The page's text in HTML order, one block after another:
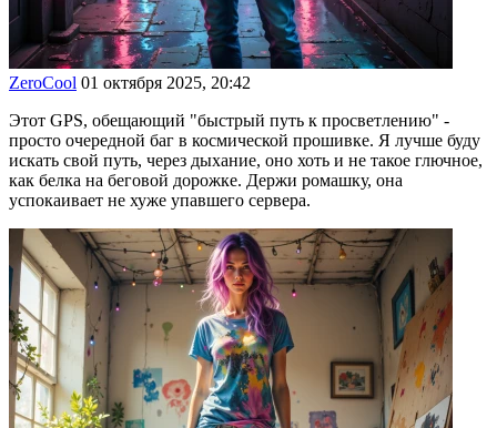
ZeroCool 01 октября 2025, 20:42
Этот GPS, обещающий "быстрый путь к просветлению" -
просто очередной баг в космической прошивке. Я лучше буду
искать свой путь, через дыхание, оно хоть и не такое глючное,
как белка на беговой дорожке. Держи ромашку, она
успокаивает не хуже упавшего сервера.